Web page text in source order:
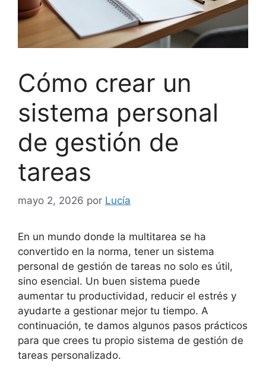
Cómo crear un
sistema personal
de gestión de
tareas
mayo 2, 2026 por Lucía
En un mundo donde la multitarea se ha
convertido en la norma, tener un sistema
personal de gestión de tareas no solo es útil,
sino esencial. Un buen sistema puede
aumentar tu productividad, reducir el estrés y
ayudarte a gestionar mejor tu tiempo. A
continuación, te damos algunos pasos prácticos
para que crees tu propio sistema de gestión de
tareas personalizado.